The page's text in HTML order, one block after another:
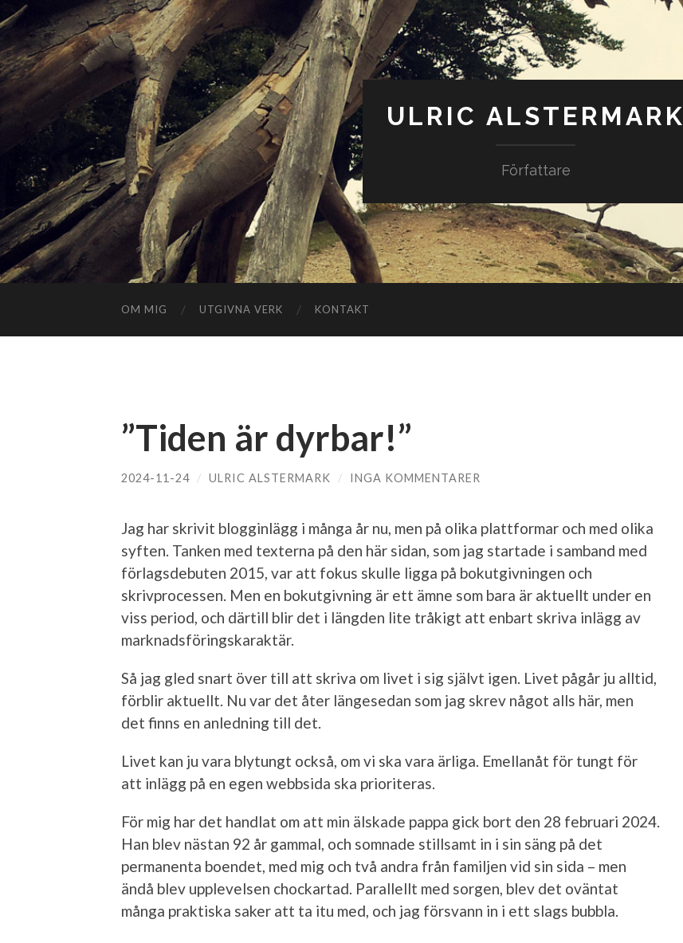
ULRIC ALSTERMARK
Författare
OM MIG UTGIVNA VERK KONTAKT
”Tiden är dyrbar!”
2024-11-24 / ULRIC ALSTERMARK / INGA KOMMENTARER
Jag har skrivit blogginlägg i många år nu, men på olika plattformar och med olika
syften. Tanken med texterna på den här sidan, som jag startade i samband med
förlagsdebuten 2015, var att fokus skulle ligga på bokutgivningen och
skrivprocessen. Men en bokutgivning är ett ämne som bara är aktuellt under en
viss period, och därtill blir det i längden lite tråkigt att enbart skriva inlägg av
marknads­förings­karaktär.
Så jag gled snart över till att skriva om livet i sig självt igen. Livet pågår ju alltid,
förblir aktuellt. Nu var det åter längesedan som jag skrev något alls här, men
det finns en anledning till det.
Livet kan ju vara blytungt också, om vi ska vara ärliga. Emellanåt för tungt för
att inlägg på en egen webbsida ska prioriteras.
För mig har det handlat om att min älskade pappa gick bort den 28 februari 2024.
Han blev nästan 92 år gammal, och somnade stillsamt in i sin säng på det
permanenta boendet, med mig och två andra från familjen vid sin sida – men
ändå blev upplevelsen chockartad. Parallellt med sorgen, blev det oväntat
många praktiska saker att ta itu med, och jag försvann in i ett slags bubbla.